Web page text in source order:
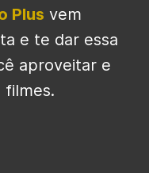
Plus vem
e te dar essa
aproveitar e
filmes.